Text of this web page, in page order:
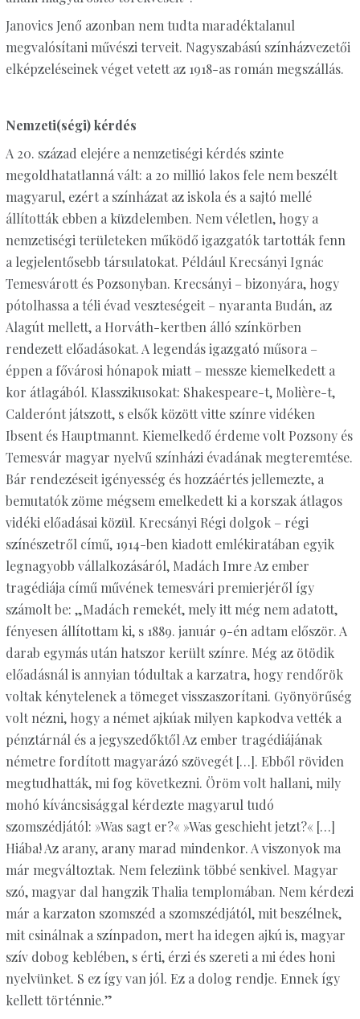
Janovics Jenő azonban nem tudta maradéktalanul
megvalósítani művészi terveit. Nagyszabású színházvezetői
elképzeléseinek véget vetett az 1918-as román megszállás.
Nemzeti(ségi) kérdés
A 20. század elejére a nemzetiségi kérdés szinte
megoldhatatlanná vált: a 20 millió lakos fele nem beszélt
magyarul, ezért a színházat az iskola és a sajtó mellé
állították ebben a küzdelemben. Nem véletlen, hogy a
nemzetiségi területeken működő igazgatók tartották fenn
a legjelentősebb társulatokat. Például Krecsányi Ignác
Temesvárott és Pozsonyban. Krecsányi – bizonyára, hogy
pótolhassa a téli évad veszteségeit – nyaranta Budán, az
Alagút mellett, a Horváth-kertben álló színkörben
rendezett előadásokat. A legendás igazgató műsora –
éppen a fővárosi hónapok miatt – messze kiemelkedett a
kor átlagából. Klasszikusokat: Shakespeare-t, Molière-t,
Calderónt játszott, s elsők között vitte színre vidéken
Ibsent és Hauptmannt. Kiemelkedő érdeme volt Pozsony és
Temesvár magyar nyelvű színházi évadának megteremtése.
Bár rendezéseit igényesség és hozzáértés jellemezte, a
bemutatók zöme mégsem emelkedett ki a korszak átlagos
vidéki előadásai közül. Krecsányi Régi dolgok – régi
színészetről című, 1914-ben kiadott emlékiratában egyik
legnagyobb vállalkozásáról, Madách Imre Az ember
tragédiája című művének temesvári premierjéről így
számolt be: „Madách remekét, mely itt még nem adatott,
fényesen állítottam ki, s 1889. január 9-én adtam először. A
darab egymás után hatszor került színre. Még az ötödik
előadásnál is annyian tódultak a karzatra, hogy rendőrök
voltak kénytelenek a tömeget visszaszorítani. Gyönyörűség
volt nézni, hogy a német ajkúak milyen kapkodva vették a
pénztárnál és a jegyszedőktől Az ember tragédiájának
németre fordított magyarázó szövegét […]. Ebből röviden
megtudhatták, mi fog következni. Öröm volt hallani, mily
mohó kíváncsisággal kérdezte magyarul tudó
szomszédjától: »Was sagt er?« »Was geschieht jetzt?« […]
Hiába! Az arany, arany marad mindenkor. A viszonyok ma
már megváltoztak. Nem felezünk többé senkivel. Magyar
szó, magyar dal hangzik Thalia templomában. Nem kérdezi
már a karzaton szomszéd a szomszédjától, mit beszélnek,
mit csinálnak a színpadon, mert ha idegen ajkú is, magyar
szív dobog keblében, s érti, érzi és szereti a mi édes honi
nyelvünket. S ez így van jól. Ez a dolog rendje. Ennek így
kellett történnie.”